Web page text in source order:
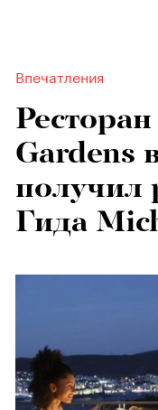
Впечатления
Gardens
получил
Гида